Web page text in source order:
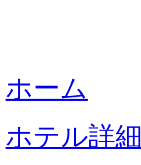
ホーム
ホテル詳細